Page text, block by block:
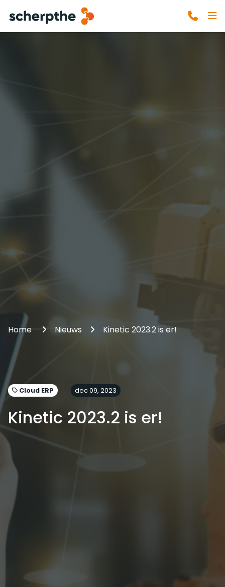
Home Nieuws Kinetic 2023.2 is er!
Cloud ERP dec 09, 2023
Kinetic 2023.2 is er!